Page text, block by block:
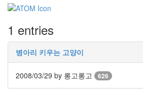
1 entries
병아리 키우는 고양이
2008/03/29 by 롱고롱고 626